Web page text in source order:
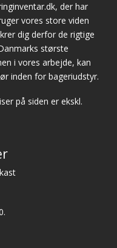
der har
vores store viden
dig derfor de rigtige
største
i vores arbejde, kan
inden for bageriudstyr.
på siden er ekskl.